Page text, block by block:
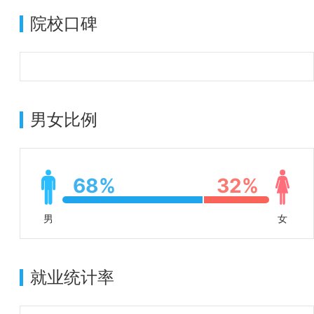
院校口碑
男女比例
男
68% 32%
女
就业统计率